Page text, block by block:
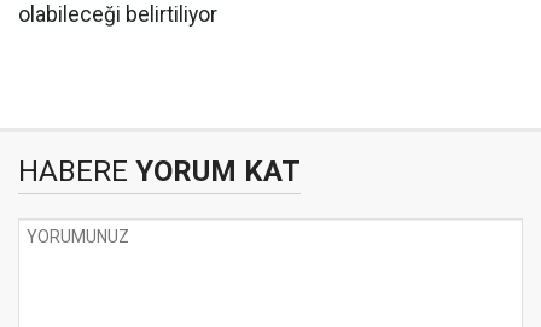
olabileceği belirtiliyor
HABERE YORUM KAT